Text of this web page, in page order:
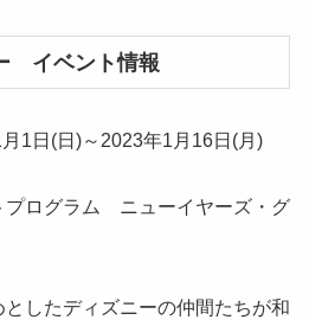
イベント情報
1日(日)～2023年1月16日(月)
プログラム ニューイヤーズ・グ
としたディズニーの仲間たちが和